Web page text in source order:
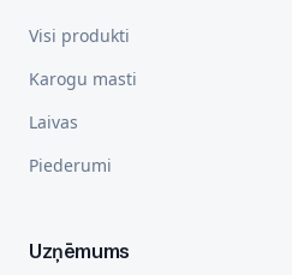
Visi produkti
Karogu masti
Laivas
Piederumi
Uzņēmums